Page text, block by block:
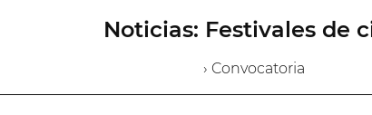
Noticias: Festivales de
› Convocatoria